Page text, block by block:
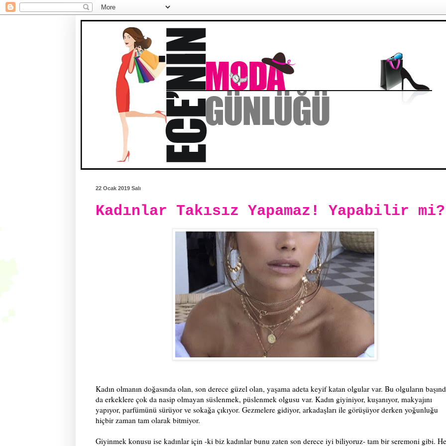
22 Ocak 2019 Salı
Kadınlar Takısız Yapamaz! Yapabilir mi?
Kadın olmanın doğasında olan, son derece güzel olan, yaşama adeta keyif katan olgular var. Bu olguların
da erkeklere çok da nasip olmayan süslenmek, püslenmek olgusu var. Kadın giyiniyor, kuşanıyor, makyajını
yapıyor, parfümünü sürüyor ve sokağa çıkıyor. Gezmelere gidiyor, arkadaşları ile görüşüyor derken yoğunluğu
hiçbir zaman tam olarak bitmiyor.
Giyinmek konusu ise kadınlar için -ki biz kadınlar bunu zaten son derece iyi biliyoruz- tam bir seremoni gibi.